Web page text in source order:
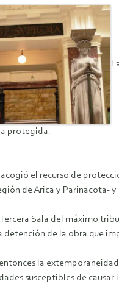
protegida.
acogió el recurso de
de Arica y Parinacota-
Tercera Sala del máximo
de la obra que
la
susceptibles de